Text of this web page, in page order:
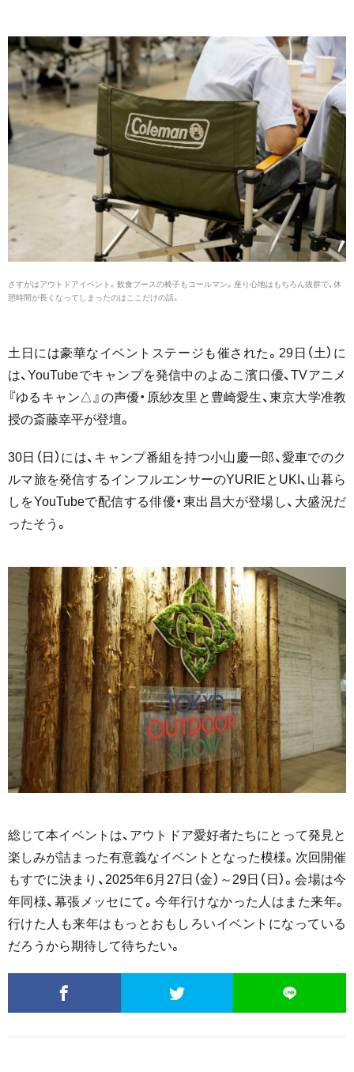
さすがはアウトドアイベント。飲食ブースの椅子もコールマン。座り心地はもちろん抜群で、休
憩時間が長くなってしまったのはここだけの話。
土日には豪華なイベントステージも催された。29日（土）に
は、YouTubeでキャンプを発信中のよゐこ濱口優、TVアニメ
『ゆるキャン△』の声優・原紗友里と豊崎愛生、東京大学准教
授の斎藤幸平が登壇。
30日（日）には、キャンプ番組を持つ小山慶一郎、愛車でのク
ルマ旅を発信するインフルエンサーのYURIEとUKI、山暮ら
しをYouTubeで配信する俳優・東出昌大が登場し、大盛況だ
ったそう。
総じて本イベントは、アウトドア愛好者たちにとって発見と
楽しみが詰まった有意義なイベントとなった模様。次回開催
もすでに決まり、2025年6月27日（金）～29日（日）。会場は今
年同様、幕張メッセにて。今年行けなかった人はまた来年。
行けた人も来年はもっとおもしろいイベントになっている
だろうから期待して待ちたい。